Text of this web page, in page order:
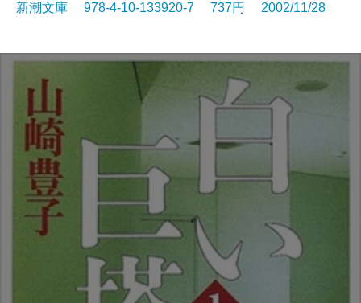
新潮文庫 978-4-10-133920-7 737円 2002/11/28